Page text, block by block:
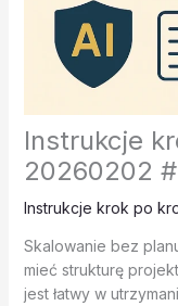
Instrukcje
20260202
Instrukcje krok po
Skalowanie bez
mieć strukturę
jest łatwy w